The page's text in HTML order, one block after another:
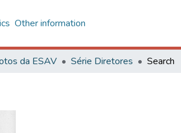
Other information
da ESAV Série Diretores Search